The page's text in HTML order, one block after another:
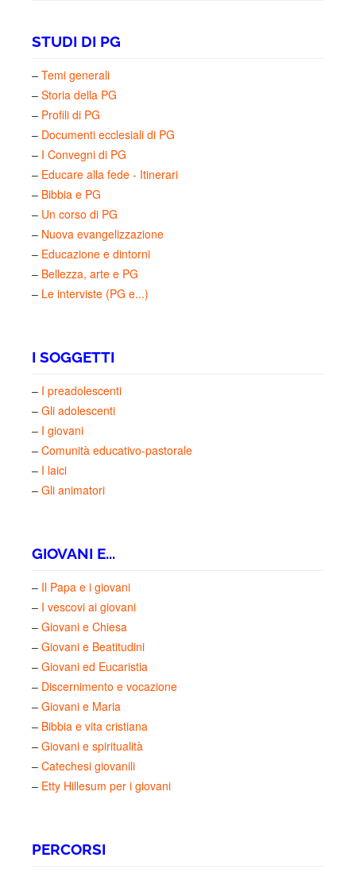
STUDI DI PG
– Temi generali
– Storia della PG
– Profili di PG
– Documenti ecclesiali di PG
– I Convegni di PG
– Educare alla fede - Itinerari
– Bibbia e PG
– Un corso di PG
– Nuova evangelizzazione
– Educazione e dintorni
– Bellezza, arte e PG
– Le interviste (PG e...)
I SOGGETTI
– I preadolescenti
– Gli adolescenti
– I giovani
– Comunità educativo-pastorale
– I laici
– Gli animatori
GIOVANI E...
– Il Papa e i giovani
– I vescovi ai giovani
– Giovani e Chiesa
– Giovani e Beatitudini
– Giovani ed Eucaristia
– Discernimento e vocazione
– Giovani e Maria
– Bibbia e vita cristiana
– Giovani e spiritualità
– Catechesi giovanili
– Etty Hillesum per i giovani
PERCORSI